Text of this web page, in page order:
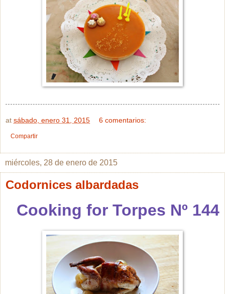
at sábado, enero 31, 2015 6 comentarios:
Compartir
miércoles, 28 de enero de 2015
Codornices albardadas
Cooking for Torpes Nº 144